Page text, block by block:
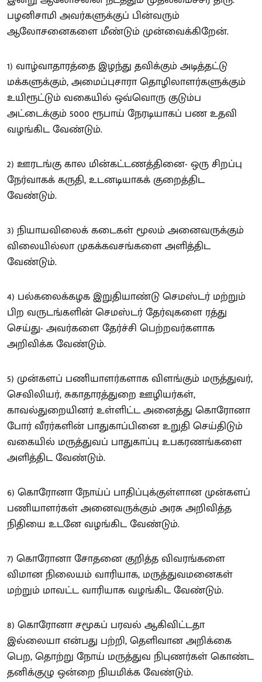
பழனிசாமி அவர்களுக்குப் பின்வரும்
ஆலோசனைகளை மீண்டும் முன்வைக்கிறேன்.
1) வாழ்வாதாரத்தை இழந்து தவிக்கும் அடித்தட்டு
மக்களுக்கும், அமைப்புசாரா தொழிலாளர்களுக்கும்
உயிரூட்டும் வகையில் ஒவ்வொரு குடும்ப
அட்டைக்கும் 5000 ரூபாய் நேரடியாகப் பண உதவி
வழங்கிட வேண்டும்.
2) ஊரடங்கு கால மின்கட்டணத்தினை- ஒரு சிறப்பு
நேர்வாகக் கருதி, உடனடியாகக் குறைத்திட
வேண்டும்.
3) நியாயவிலைக் கடைகள் மூலம் அனைவருக்கும்
விலையில்லா முகக்கவசங்களை அளித்திட
வேண்டும்.
4) பல்கலைக்கழக இறுதியாண்டு செமஸ்டர் மற்றும்
பிற வருடங்களின் செமஸ்டர் தேர்வுகளை ரத்து
செய்து- அவர்களை தேர்ச்சி பெற்றவர்களாக
அறிவிக்க வேண்டும்.
5) முன்களப் பணியாளர்களாக விளங்கும் மருத்துவர்,
செவிலியர், சுகாதாரத்துறை ஊழியர்கள்,
காவல்துறையினர் உள்ளிட்ட அனைத்து கொரோனா
போர் வீரர்களின் பாதுகாப்பினை உறுதி செய்திடும்
வகையில் மருத்துவப் பாதுகாப்பு உபகரணங்களை
அளித்திட வேண்டும்.
6) கொரோனா நோய்ப் பாதிப்புக்குள்ளான முன்களப்
பணியாளர்கள் அனைவருக்கும் அரசு அறிவித்த
நிதியை உடனே வழங்கிட வேண்டும்.
7) கொரோனா சோதனை குறித்த விவரங்களை
விமான நிலையம் வாரியாக, மருத்துவமனைகள்
மற்றும் மாவட்ட வாரியாக வழங்கிட வேண்டும்.
8) கொரோனா சமூகப் பரவல் ஆகிவிட்டதா
இல்லையா என்பது பற்றி, தெளிவான அறிக்கை
பெற, தொற்று நோய் மருத்துவ நிபுணர்கள் கொண்ட
தனிக்குழு ஒன்றை நியமிக்க வேண்டும்.